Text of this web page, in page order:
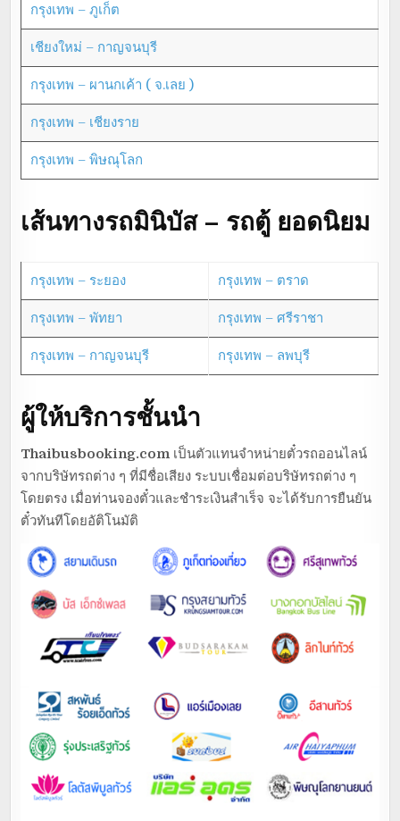
กรุงเทพ – ภูเก็ต
เชียงใหม่ – กาญจนบุรี
กรุงเทพ – ผานกเค้า ( จ.เลย )
กรุงเทพ – เชียงราย
กรุงเทพ – พิษณุโลก
เส้นทางรถมินิบัส – รถตู้ ยอดนิยม
กรุงเทพ – ระยอง กรุงเทพ – ตราด
กรุงเทพ – พัทยา กรุงเทพ – ศรีราชา
กรุงเทพ – กาญจนบุรี กรุงเทพ – ลพบุรี
ผู้ให้บริการชั้นนำ
Thaibusbooking.com เป็นตัวแทนจำหน่ายตั๋วรถออนไลน์
จากบริษัทรถต่าง ๆ ที่มีชื่อเสียง ระบบเชื่อมต่อบริษัทรถต่าง ๆ
โดยตรง เมื่อท่านจองตั๋วและชำระเงินสำเร็จ จะได้รับการยืนยัน
ตั๋วทันทีโดยอัติโนมัติ